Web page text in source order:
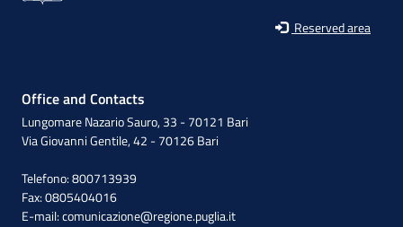
Reserved area
Office and Contacts
Lungomare Nazario Sauro, 33 - 70121 Bari
Via Giovanni Gentile, 42 - 70126 Bari
Telefono: 800713939
Fax: 0805404016
E-mail:comunicazione@regione.puglia.it